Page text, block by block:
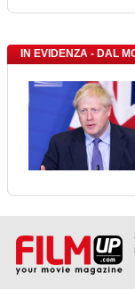
IN EVIDENZA - DAL